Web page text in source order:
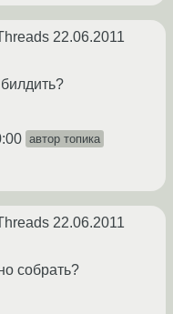
22.06.2011
автор топика
22.06.2011
собрать?